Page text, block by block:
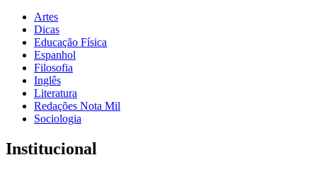
Artes
Dicas
Educação Física
Espanhol
Filosofia
Inglês
Literatura
Redações Nota Mil
Sociologia
Institucional